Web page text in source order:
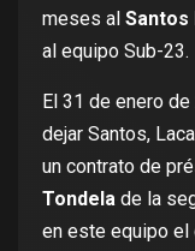
meses al Santos
al equipo Sub-23.
El 31 de enero
dejar Santos,
un contrato de
Tondela de la
en este equipo el